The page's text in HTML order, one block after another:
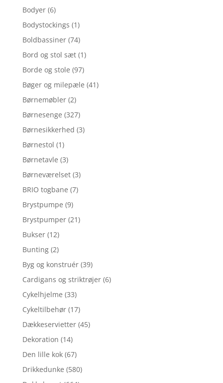
Bodyer (6)
Bodystockings (1)
Boldbassiner (74)
Bord og stol sæt (1)
Borde og stole (97)
Bøger og milepæle (41)
Børnemøbler (2)
Børnesenge (327)
Børnesikkerhed (3)
Børnestol (1)
Børnetavle (3)
Børneværelset (3)
BRIO togbane (7)
Brystpumpe (9)
Brystpumper (21)
Bukser (12)
Bunting (2)
Byg og konstruér (39)
Cardigans og striktrøjer (6)
Cykelhjelme (33)
Cykeltilbehør (17)
Dækkeservietter (45)
Dekoration (14)
Den lille kok (67)
Drikkedunke (580)